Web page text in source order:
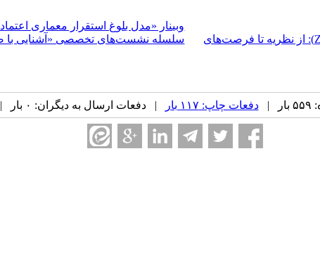
وبینار «مدل بلوغ استقرار معماری
برگزاری نشست تخصصی «اثبات‌های دانش صفر (Zero-Knowledge Proofs): از نظریه تا فرصت‌های
سلسله نشست‌های تخصصی «آشنایی با
| دفعات چاپ: ۱۱۷ بار | دفعات ارسال به دیگران: ۰ بار |